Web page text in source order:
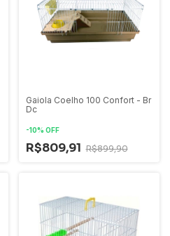
Gaiola Coelho 100 Confort - Br
Dc
-10% OFF
R$809,91 R$899,90